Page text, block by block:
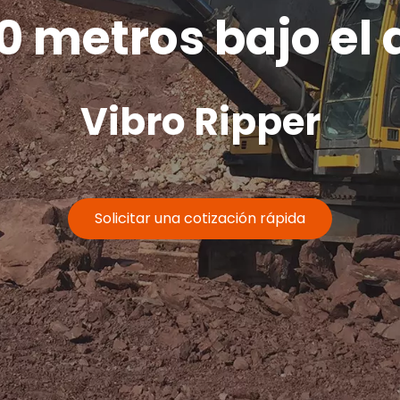
metros bajo el
Vibro Ripper
Solicitar una cotización rápida